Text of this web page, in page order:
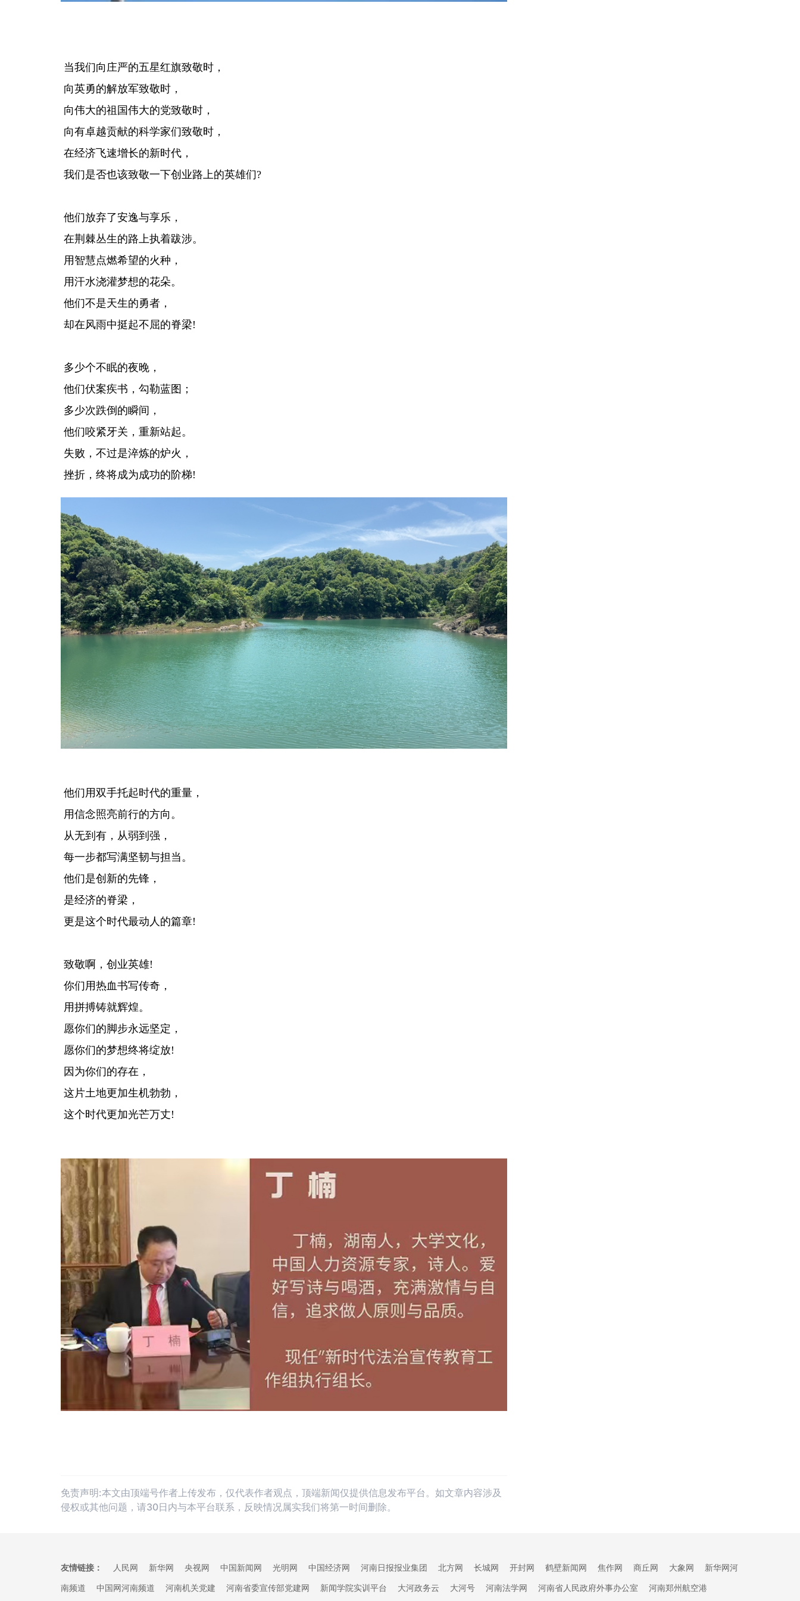
当我们向庄严的五星红旗致敬时，
向英勇的解放军致敬时，
向伟大的祖国伟大的党致敬时，
向有卓越贡献的科学家们致敬时，
在经济飞速增长的新时代，
我们是否也该致敬一下创业路上的英雄们?
他们放弃了安逸与享乐，
在荆棘丛生的路上执着跋涉。
用智慧点燃希望的火种，
用汗水浇灌梦想的花朵。
他们不是天生的勇者，
却在风雨中挺起不屈的脊梁!
多少个不眠的夜晚，
他们伏案疾书，勾勒蓝图；
多少次跌倒的瞬间，
他们咬紧牙关，重新站起。
失败，不过是淬炼的炉火，
挫折，终将成为成功的阶梯!
他们用双手托起时代的重量，
用信念照亮前行的方向。
从无到有，从弱到强，
每一步都写满坚韧与担当。
他们是创新的先锋，
是经济的脊梁，
更是这个时代最动人的篇章!
致敬啊，创业英雄!
你们用热血书写传奇，
用拼搏铸就辉煌。
愿你们的脚步永远坚定，
愿你们的梦想终将绽放!
因为你们的存在，
这片土地更加生机勃勃，
这个时代更加光芒万丈!
免责声明:本文由顶端号作者上传发布，仅代表作者观点，顶端新闻仅提供信息发布平台。如文章内容涉及
侵权或其他问题，请30日内与本平台联系，反映情况属实我们将第一时间删除。
友情链接： 人民网 新华网 央视网 中国新闻网 光明网 中国经济网 河南日报报业集团 北方网 长城网 开封网 鹤壁新闻网 焦作网 商丘网 大象网
新华网河
南频道
中国网河南频道 河南机关党建 河南省委宣传部党建网 新闻学院实训平台 大河政务云 大河号 河南法学网 河南省人民政府外事办公室 河南郑州航空港